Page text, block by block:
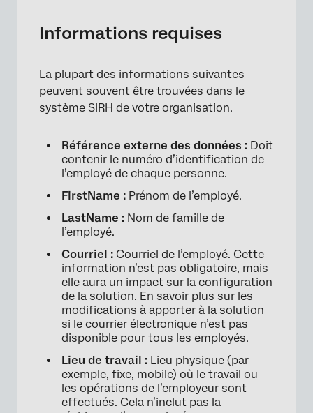
Informations requises
La plupart des informations suivantes
peuvent souvent être trouvées dans le
système SIRH de votre organisation.
Référence externe des données : Doit
contenir le numéro d’identification de
l’employé de chaque personne.
FirstName : Prénom de l’employé.
LastName : Nom de famille de
l’employé.
Courriel : Courriel de l’employé. Cette
information n’est pas obligatoire, mais
elle aura un impact sur la configuration
de la solution. En savoir plus sur les
modifications à apporter à la solution
si le courrier électronique n’est pas
disponible pour tous les employés.
Lieu de travail : Lieu physique (par
exemple, fixe, mobile) où le travail ou
les opérations de l’employeur sont
effectués. Cela n’inclut pas la